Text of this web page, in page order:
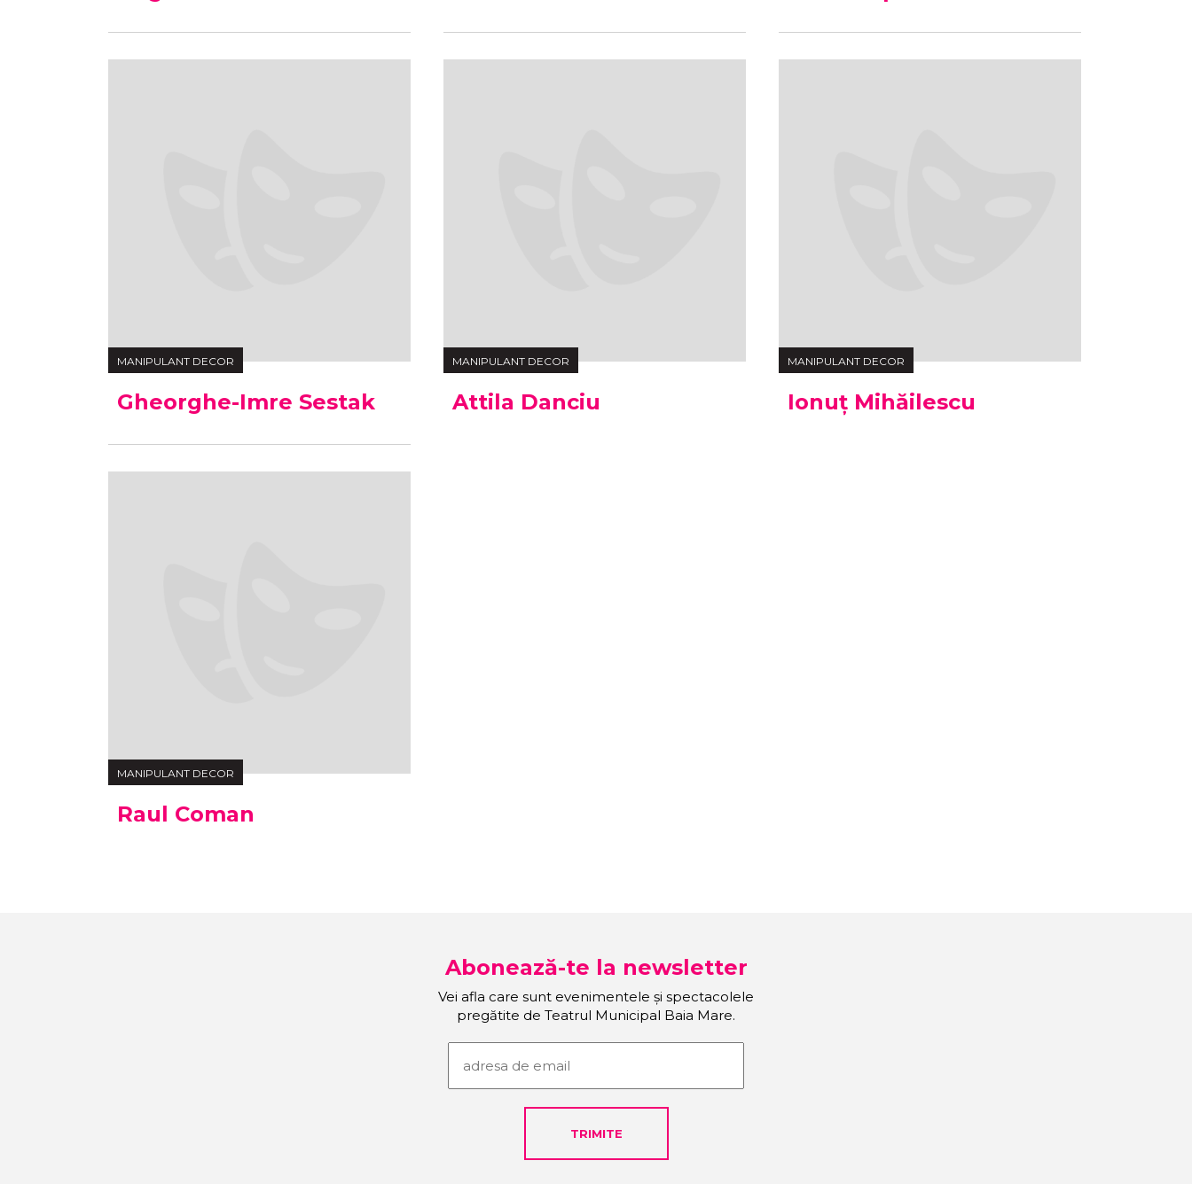
MANIPULANT DECOR
Gheorghe-Imre Sestak
MANIPULANT DECOR
Attila Danciu
MANIPULANT DECOR
Ionuț Mihăilescu
MANIPULANT DECOR
Raul Coman
Abonează-te la newsletter
Vei afla care sunt evenimentele și spectacolele
pregătite de Teatrul Municipal Baia Mare.